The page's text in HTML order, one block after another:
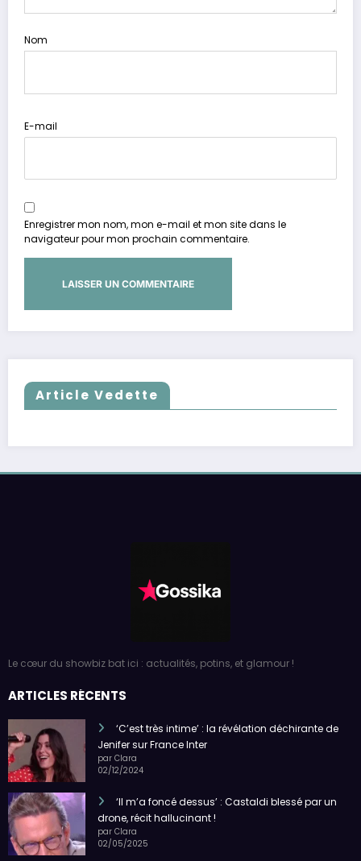
Nom
E-mail
Enregistrer mon nom, mon e-mail et mon site dans le
navigateur pour mon prochain commentaire.
Article Vedette
Le cœur du showbiz bat ici : actualités, potins, et glamour !
ARTICLES RÉCENTS
‘C’est très intime’ : la révélation déchirante de
Jenifer sur France Inter
par Clara
02/12/2024
‘Il m’a foncé dessus’ : Castaldi blessé par un
drone, récit hallucinant !
par Clara
02/05/2025